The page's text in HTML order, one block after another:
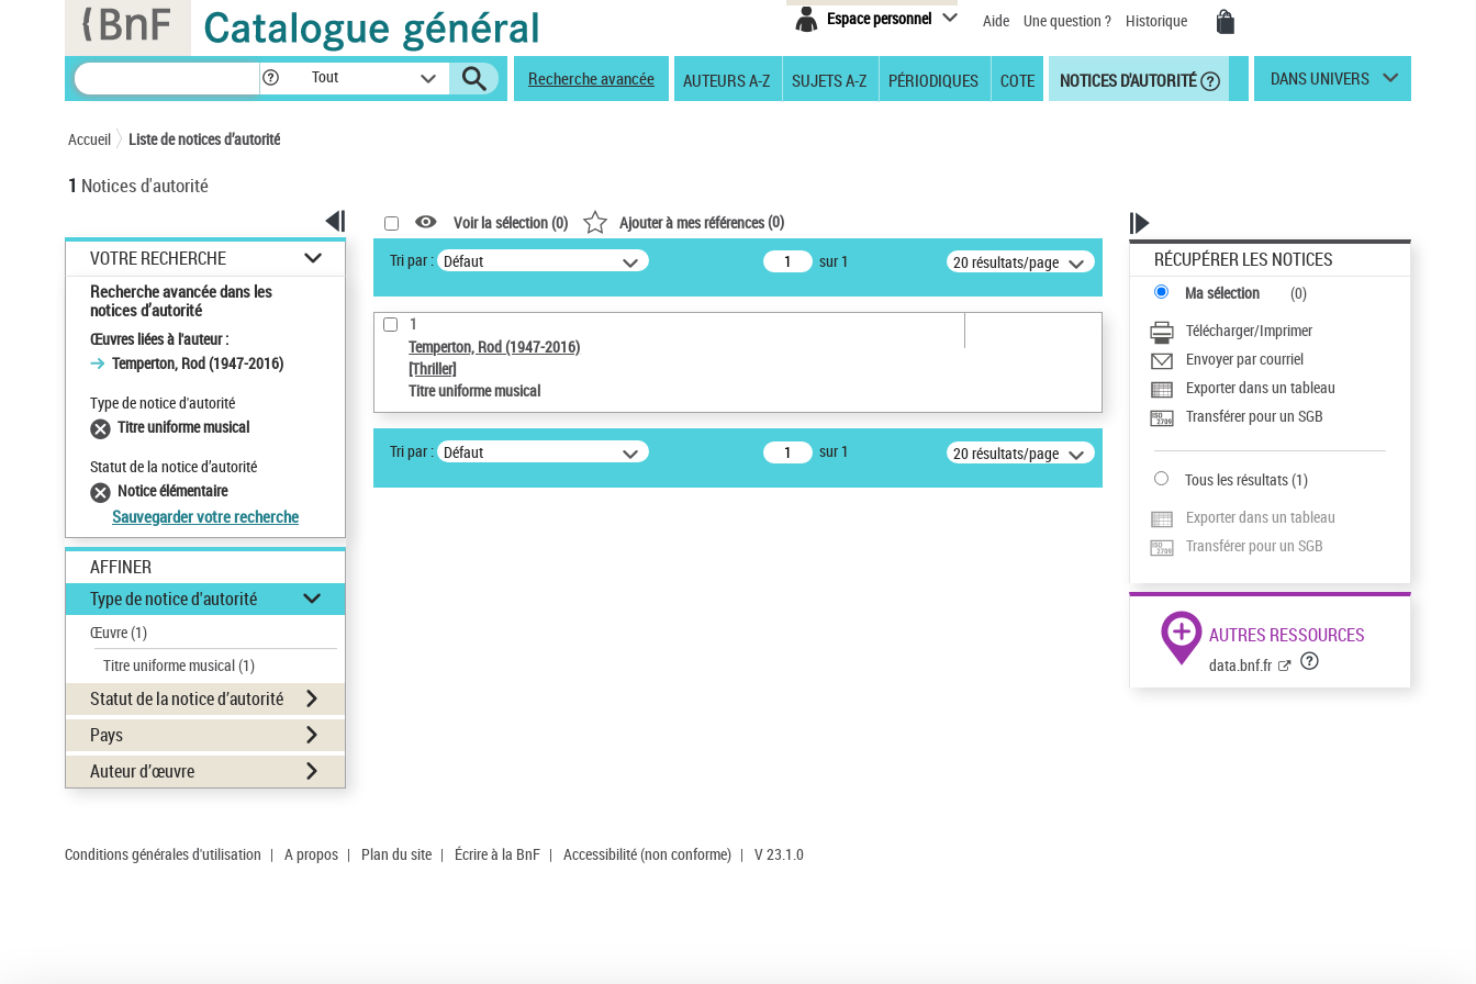
Espace personnel Aide Une question ? Historique
Tout Recherche avancée AUTEURS A-Z SUJETS A-Z PÉRIODIQUES COTE NOTICES D'AUTORITÉ DANS UNIVERS
Accueil Liste de notices d’autorité
1 Notices d'autorité
VOTRE RECHERCHE
Recherche avancée dans les
notices d’autorité
Œuvres liées à l'auteur :
Temperton, Rod (1947-2016)
Type de notice d'autorité
Titre uniforme musical
Statut de la notice d’autorité
Notice élémentaire
Sauvegarder votre recherche
AFFINER
Type de notice d'autorité
Œuvre(1)
Titre uniforme musical(1)
Statut de la notice d’autorité
Pays
Auteur d’œuvre
Voir la sélection (0) Ajouter à mes références(0)
Tri par : Défaut sur 1 20 résultats/page
1
Temperton, Rod (1947-2016)
[Thriller]
Titre uniforme musical
Tri par : Défaut sur 1 20 résultats/page
RÉCUPÉRER LES NOTICES
Ma sélection (0)
Télécharger/Imprimer
Envoyer par courriel
Exporter dans un tableau
Transférer pour un SGB
Tous les résultats(1)
Exporter dans un tableau
Transférer pour un SGB
AUTRES RESSOURCES
data.bnf.fr
Conditions générales d'utilisation | A propos | Plan du site | Écrire à la BnF | Accessibilité (non conforme) | V 23.1.0
Panneau de gestion des cookies